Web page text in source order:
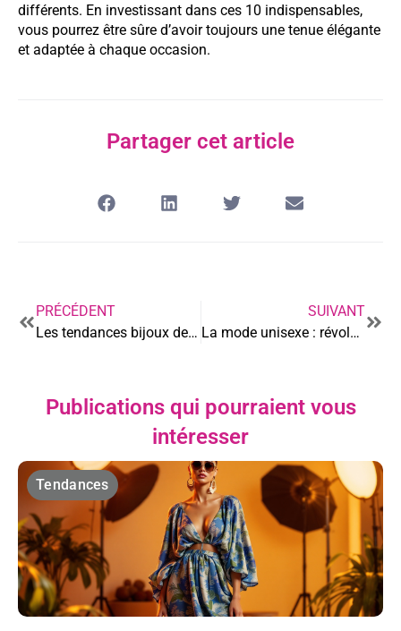
différents. En investissant dans ces 10 indispensables,
vous pourrez être sûre d’avoir toujours une tenue élégante
et adaptée à chaque occasion.
Partager cet article
PRÉCÉDENT
Les tendances bijoux de la saison : Osez briller de mille feux
SUIVANT
La mode unisexe : révolution dans les codes du genre
Publications qui pourraient vous
intéresser
Tendances